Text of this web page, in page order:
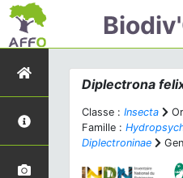
Diplectrona
Classe : Insecta
Famille :
Diplectroninae